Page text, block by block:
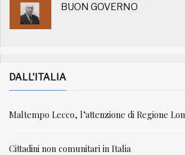
BUON GOVERNO
DALL'ITALIA
Maltempo Lecco, l’attenzione di Regione
Cittadini non comunitari in Italia